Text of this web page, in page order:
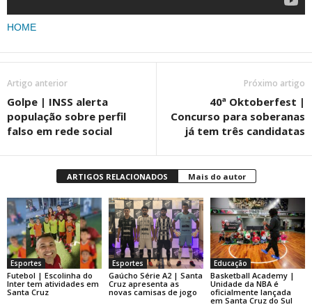
HOME
Artigo anterior
Golpe | INSS alerta
população sobre perfil
falso em rede social
Próximo artigo
40ª Oktoberfest |
Concurso para soberanas
já tem três candidatas
ARTIGOS RELACIONADOS Mais do autor
Esportes
Futebol | Escolinha do
Inter tem atividades em
Santa Cruz
Esportes
Gaúcho Série A2 | Santa
Cruz apresenta as
novas camisas de jogo
Educação
Basketball Academy |
Unidade da NBA é
oficialmente lançada
em Santa Cruz do Sul